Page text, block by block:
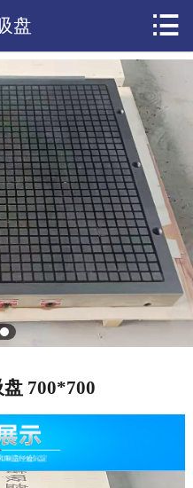
应用案例
短视频
公司新闻
产品资讯
常见问答
热点头条
客户评价
工厂环境
盘 
700*700